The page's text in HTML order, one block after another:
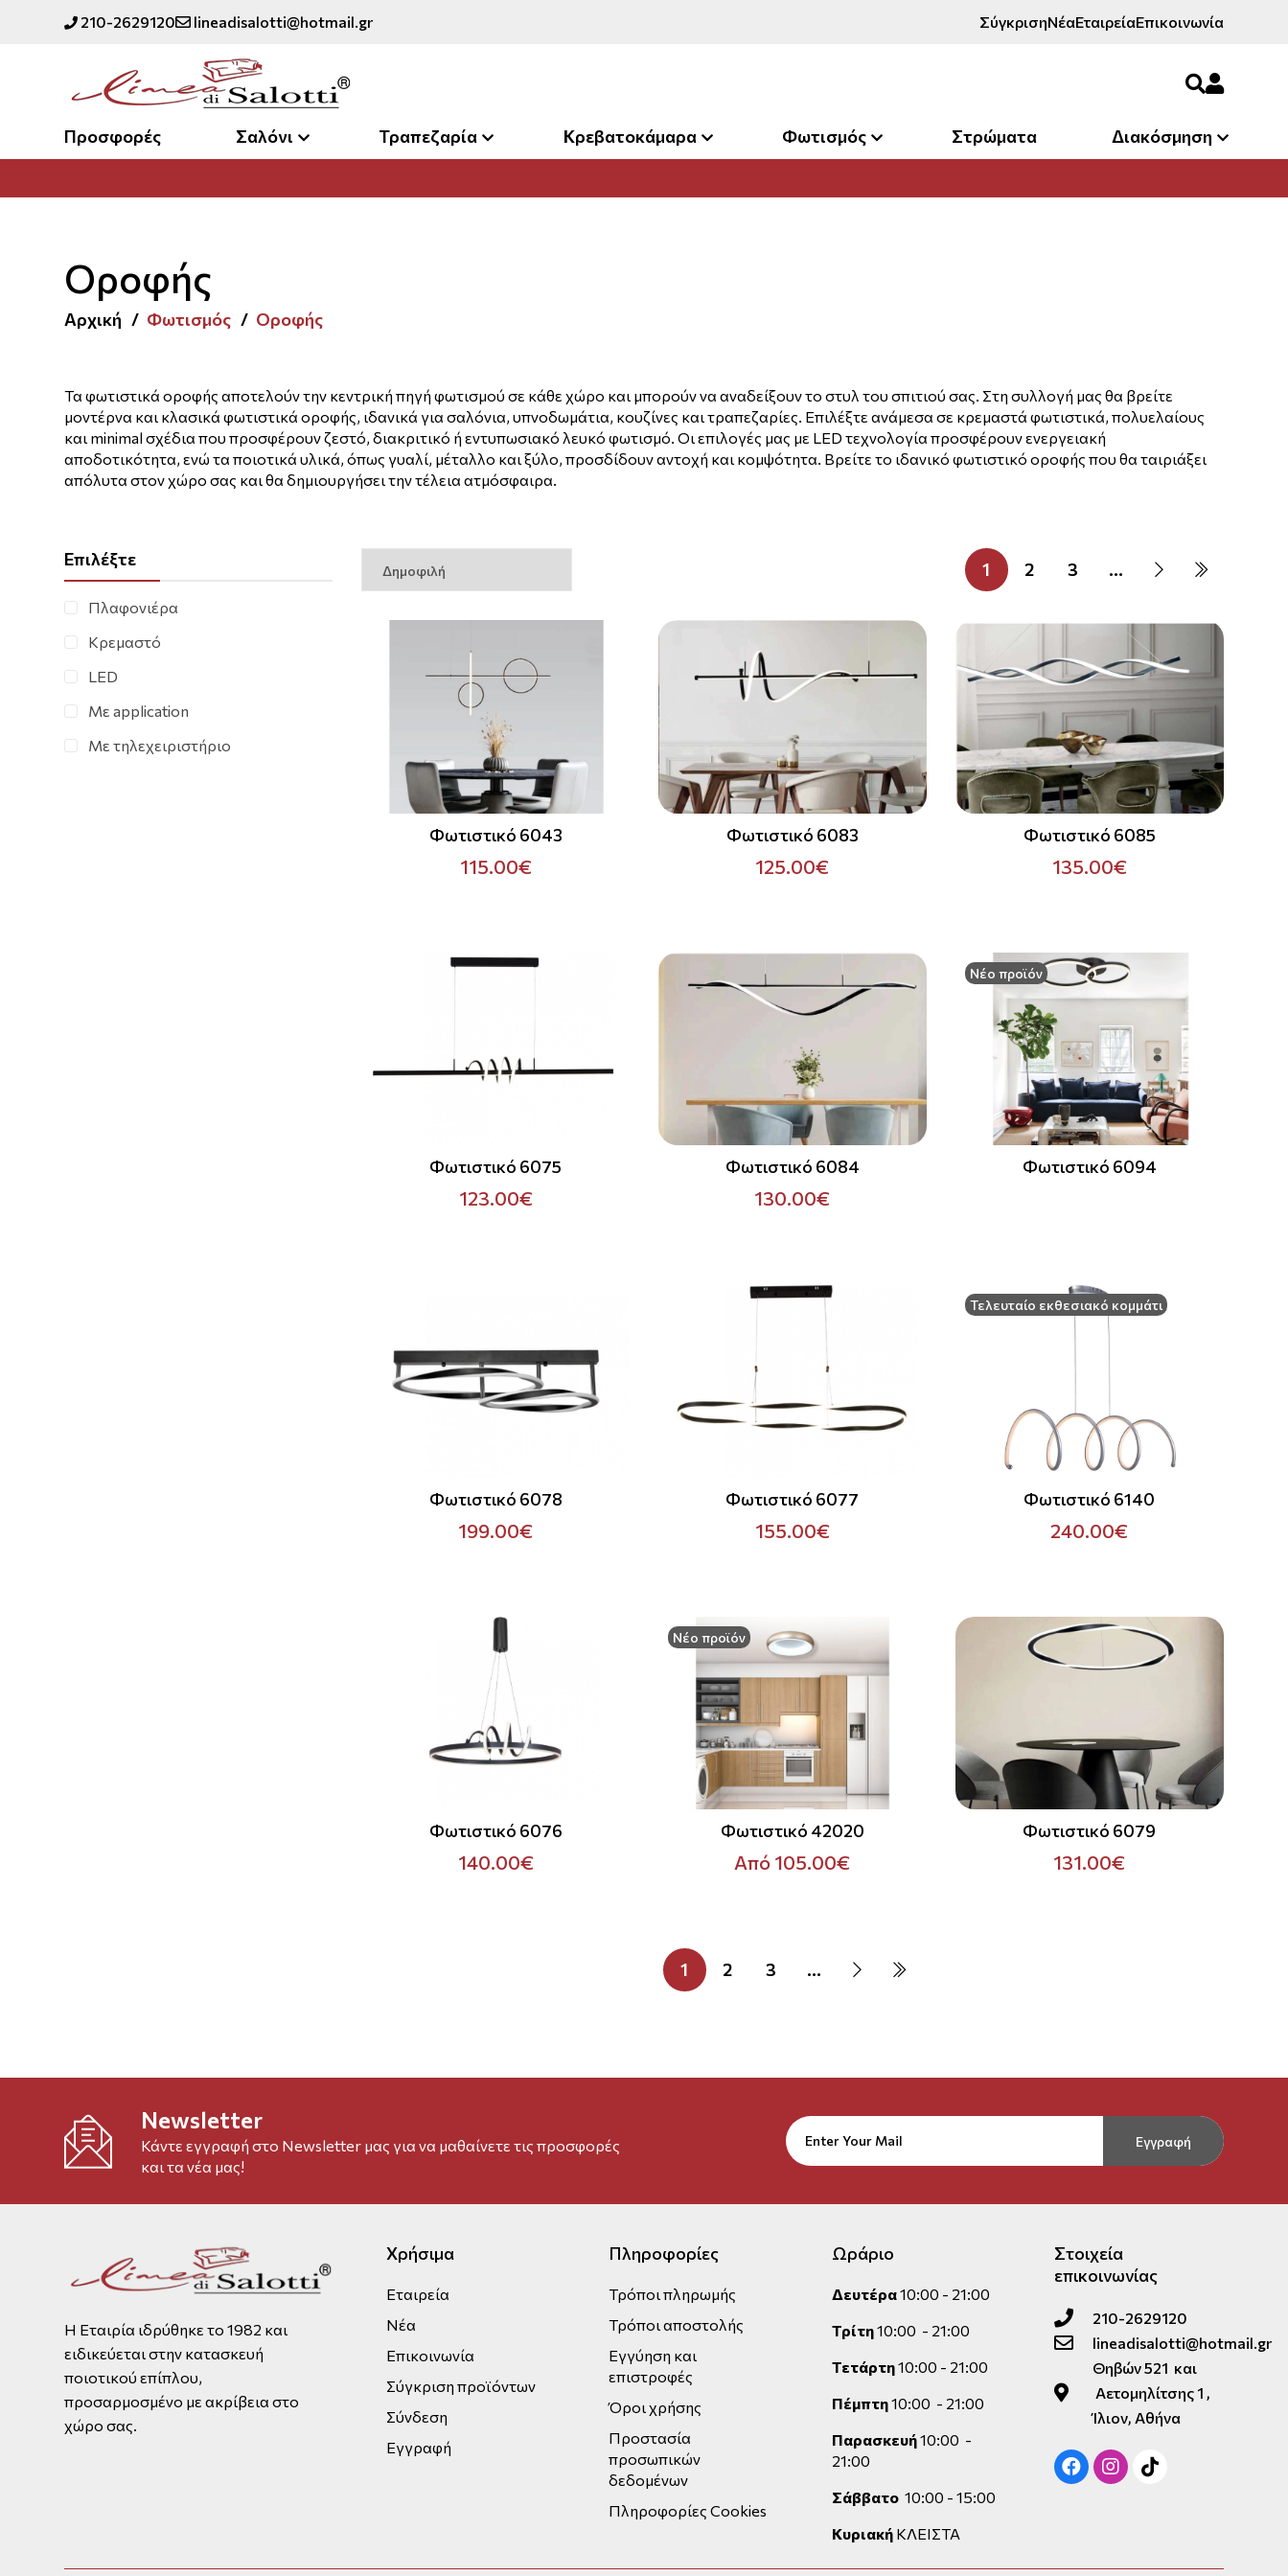
210-2629120 lineadisalotti@hotmail.gr ΣύγκρισηΝέαΕταιρείαΕπικοινωνία
Προσφορές Σαλόνι Τραπεζαρία Κρεβατοκάμαρα Φωτισμός Στρώματα Διακόσμηση
Οροφής
Αρχική Φωτισμός Οροφής
Τα φωτιστικά οροφής αποτελούν την κεντρική πηγή φωτισμού σε κάθε χώρο και μπορούν να αναδείξουν το στυλ του σπιτιού σας. Στη συλλογή μας θα βρείτε
μοντέρνα και κλασικά φωτιστικά οροφής, ιδανικά για σαλόνια, υπνοδωμάτια, κουζίνες και τραπεζαρίες. Επιλέξτε ανάμεσα σε κρεμαστά φωτιστικά, πολυελαίους
και minimal σχέδια που προσφέρουν ζεστό, διακριτικό ή εντυπωσιακό λευκό φωτισμό. Οι επιλογές μας με LED τεχνολογία προσφέρουν ενεργειακή
αποδοτικότητα, ενώ τα ποιοτικά υλικά, όπως γυαλί, μέταλλο και ξύλο, προσδίδουν αντοχή και κομψότητα. Βρείτε το ιδανικό φωτιστικό οροφής που θα ταιριάξει
απόλυτα στον χώρο σας και θα δημιουργήσει την τέλεια ατμόσφαιρα.
Επιλέξτε
Πλαφονιέρα
Κρεμαστό
LED
Με application
Με τηλεχειριστήριο
1 2 3 ...
Φωτιστικό 6043
115.00€
Φωτιστικό 6083
125.00€
Φωτιστικό 6085
135.00€
Φωτιστικό 6075
123.00€
Φωτιστικό 6084
130.00€
Νέο προϊόν
Φωτιστικό 6094
Φωτιστικό 6078
199.00€
Φωτιστικό 6077
155.00€
Τελευταίο εκθεσιακό κομμάτι
Φωτιστικό 6140
240.00€
Φωτιστικό 6076
140.00€
Νέο προϊόν
Φωτιστικό 42020
Από 105.00€
Φωτιστικό 6079
131.00€
1 2 3 ...
Newsletter
Κάντε εγγραφή στο Newsletter μας για να μαθαίνετε τις προσφορές
και τα νέα μας!
Εγγραφή
Η Εταιρία ιδρύθηκε το 1982 και
ειδικεύεται στην κατασκευή
ποιοτικού επίπλου,
προσαρμοσμένο με ακρίβεια στο
χώρο σας.
Χρήσιμα
Εταιρεία
Νέα
Επικοινωνία
Σύγκριση προϊόντων
Σύνδεση
Εγγραφή
Πληροφορίες
Τρόποι πληρωμής
Τρόποι αποστολής
Εγγύηση και
επιστροφές
Όροι χρήσης
Προστασία
προσωπικών
δεδομένων
Πληροφορίες Cookies
Ωράριο
Δευτέρα10:00 - 21:00
Τρίτη10:00 - 21:00
Τετάρτη10:00 - 21:00
Πέμπτη10:00 - 21:00
Παρασκευή10:00 -
21:00
Σάββατο 10:00 - 15:00
ΚυριακήΚΛΕΙΣΤΑ
Στοιχεία
επικοινωνίας
210-2629120
lineadisalotti@hotmail.gr
Θηβών 521 και
Αετομηλίτσης 1 ,
Ίλιον, Αθήνα